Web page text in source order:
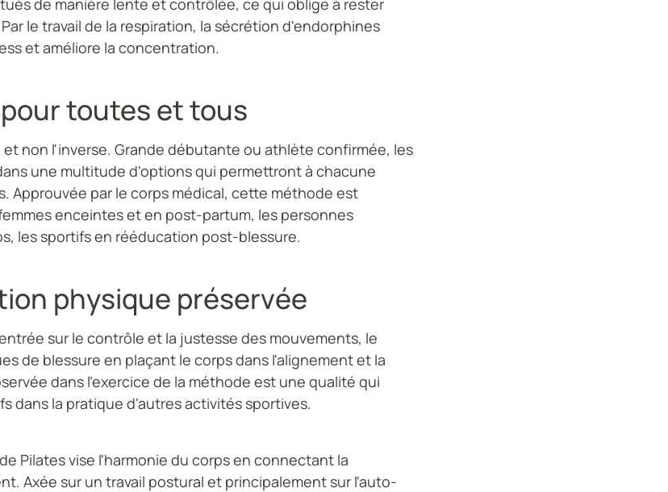
de manière lente et contrôlée, ce qui oblige à rester
le travail de la respiration, la sécrétion d'endorphines
et améliore la concentration.
toutes et tous
et non l'inverse. Grande débutante ou athlète confirmée, les
une multitude d'options qui permettront à chacune
Approuvée par le corps médical, cette méthode est
enceintes et en post-partum, les personnes
les sportifs en rééducation post-blessure.
physique préservée
sur le contrôle et la justesse des mouvements, le
de blessure en plaçant le corps dans l'alignement et la
dans l'exercice de la méthode est une qualité qui
dans la pratique d'autres activités sportives.
Pilates vise l'harmonie du corps en connectant la
Axée sur un travail postural et principalement sur l'auto-